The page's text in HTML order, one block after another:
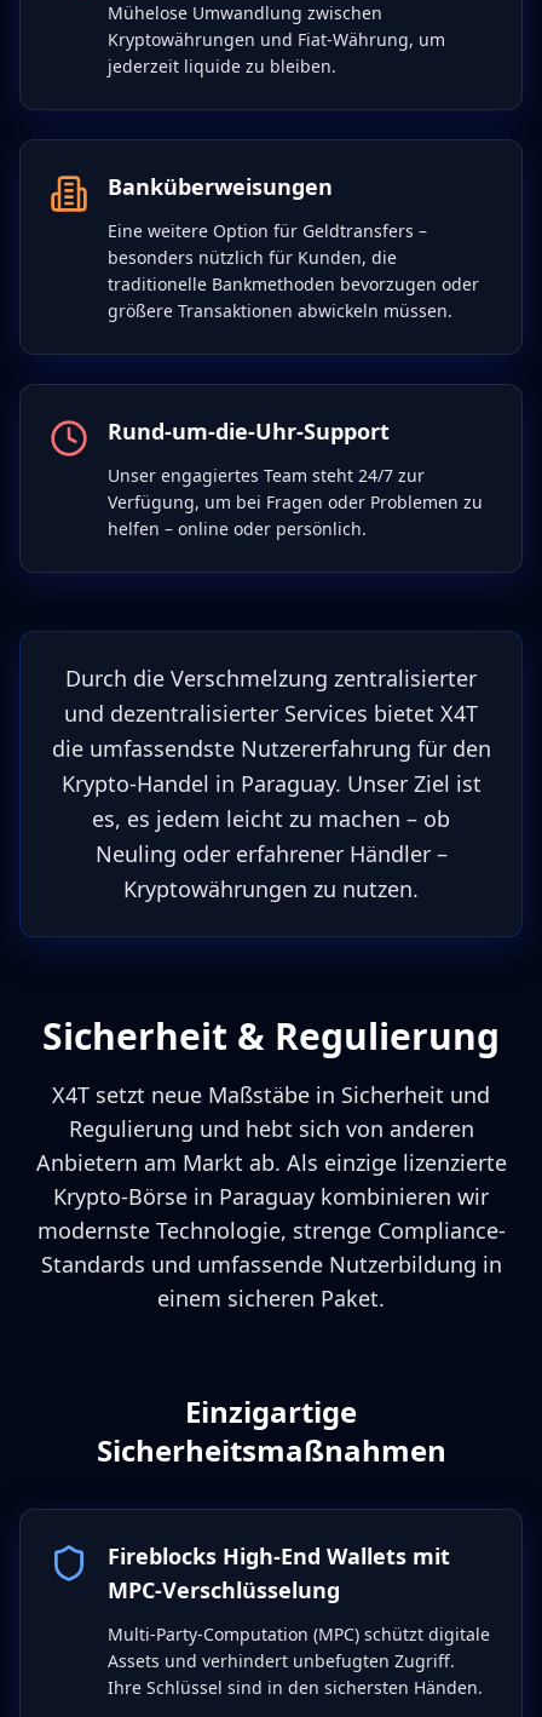
Mühelose Umwandlung zwischen
Kryptowährungen und Fiat-Währung, um
jederzeit liquide zu bleiben.
Banküberweisungen
Eine weitere Option für Geldtransfers –
besonders nützlich für Kunden, die
traditionelle Bankmethoden bevorzugen oder
größere Transaktionen abwickeln müssen.
Rund-um-die-Uhr-Support
Unser engagiertes Team steht 24/7 zur
Verfügung, um bei Fragen oder Problemen zu
helfen – online oder persönlich.
Durch die Verschmelzung zentralisierter
und dezentralisierter Services bietet X4T
die umfassendste Nutzererfahrung für den
Krypto-Handel in Paraguay. Unser Ziel ist
es, es jedem leicht zu machen – ob
Neuling oder erfahrener Händler –
Kryptowährungen zu nutzen.
Sicherheit & Regulierung
X4T setzt neue Maßstäbe in Sicherheit und
Regulierung und hebt sich von anderen
Anbietern am Markt ab. Als einzige lizenzierte
Krypto-Börse in Paraguay kombinieren wir
modernste Technologie, strenge Compliance-
Standards und umfassende Nutzerbildung in
einem sicheren Paket.
Einzigartige
Sicherheitsmaßnahmen
Fireblocks High-End Wallets mit
MPC-Verschlüsselung
Multi-Party-Computation (MPC) schützt digitale
Assets und verhindert unbefugten Zugriff.
Ihre Schlüssel sind in den sichersten Händen.